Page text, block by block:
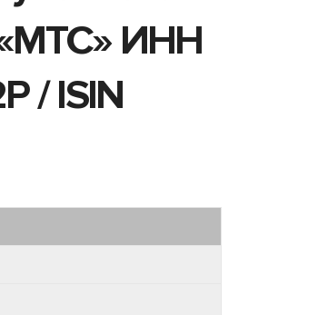
«МТС» ИНН
/ ISIN